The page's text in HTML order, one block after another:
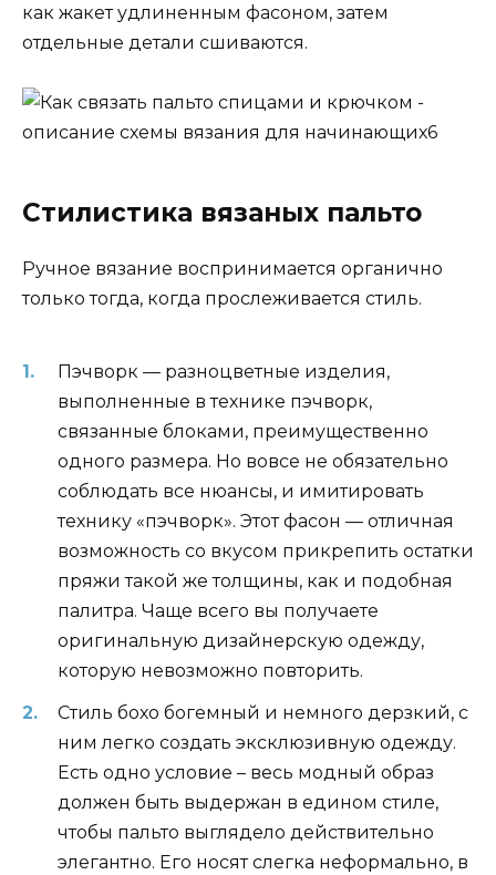
как жакет удлиненным фасоном, затем
отдельные детали сшиваются.
Стилистика вязаных пальто
Ручное вязание воспринимается органично
только тогда, когда прослеживается стиль.
Пэчворк — разноцветные изделия,
выполненные в технике пэчворк,
связанные блоками, преимущественно
одного размера. Но вовсе не обязательно
соблюдать все нюансы, и имитировать
технику «пэчворк». Этот фасон — отличная
возможность со вкусом прикрепить остатки
пряжи такой же толщины, как и подобная
палитра. Чаще всего вы получаете
оригинальную дизайнерскую одежду,
которую невозможно повторить.
Стиль бохо богемный и немного дерзкий, с
ним легко создать эксклюзивную одежду.
Есть одно условие – весь модный образ
должен быть выдержан в едином стиле,
чтобы пальто выглядело действительно
элегантно. Его носят слегка неформально, в